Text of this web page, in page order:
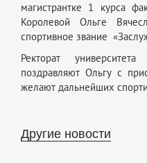
магистрантке 1 курса
Королевой Ольге
спортивное звание
Ректорат
поздравляют Ольгу с
желают дальнейших
Другие новости